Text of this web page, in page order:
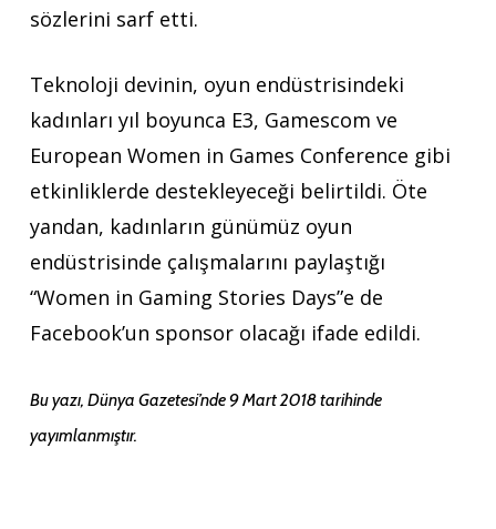
sözlerini sarf etti.
Teknoloji devinin, oyun endüstrisindeki
kadınları yıl boyunca E3, Gamescom ve
European Women in Games Conference gibi
etkinliklerde destekleyeceği belirtildi. Öte
yandan, kadınların günümüz oyun
endüstrisinde çalışmalarını paylaştığı
“Women in Gaming Stories Days”e de
Facebook’un sponsor olacağı ifade edildi.
Bu yazı, Dünya Gazetesi’nde 9 Mart 2018 tarihinde
yayımlanmıştır.